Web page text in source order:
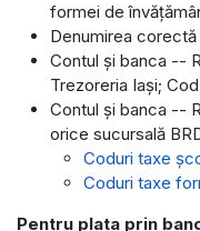
formei de
Denumirea
Contul şi banca --
Trezoreria Iaşi;
Contul şi banca --
orice sucursală
Coduri taxe
Coduri taxe
Pentru plata prin